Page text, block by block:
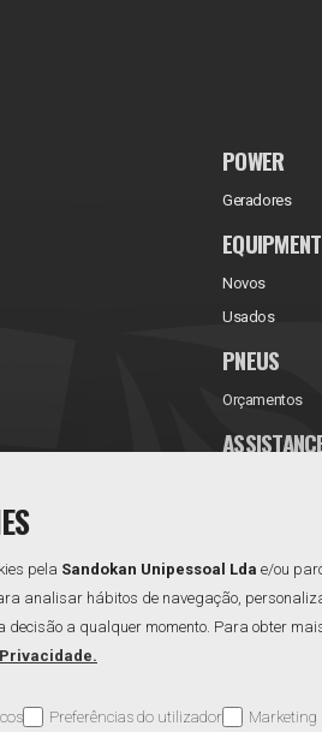
POWER
Geradores
Novos
Usados
PNEUS
Orçamentos
pela Sandokan Unipessoal Lda e/ou
analisar hábitos de navegação,
decisão a qualquer momento. Para obter
Preferências do utilizador Marketing